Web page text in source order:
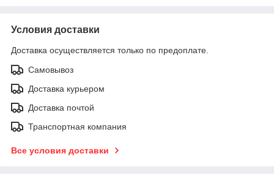
Условия доставки
Доставка осуществляется только по предоплате.
Самовывоз
Доставка курьером
Доставка почтой
Транспортная компания
Все условия доставки